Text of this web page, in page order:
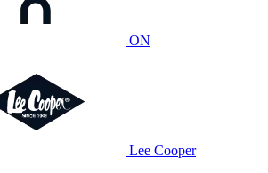
ON
Lee Cooper